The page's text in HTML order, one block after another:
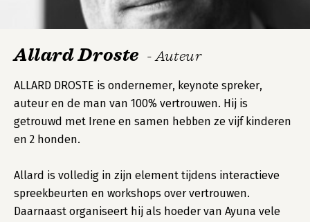
Allard Droste - Auteur
ALLARD DROSTE is ondernemer, keynote spreker,
auteur en de man van 100% vertrouwen. Hij is
getrouwd met Irene en samen hebben ze vijf kinderen
en 2 honden.
Allard is volledig in zijn element tijdens interactieve
spreekbeurten en workshops over vertrouwen.
Daarnaast organiseert hij als hoeder van Ayuna vele